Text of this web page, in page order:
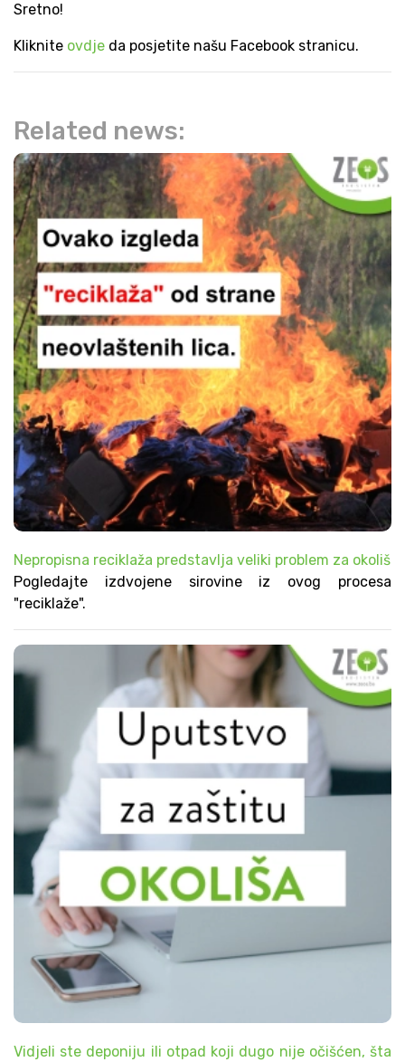
Sretno!
Kliknite ovdje da posjetite našu Facebook stranicu.
Related news:
Nepropisna reciklaža predstavlja veliki problem za okoliš
Pogledajte izdvojene sirovine iz ovog procesa
"reciklaže".
Vidjeli ste deponiju ili otpad koji dugo nije očišćen, šta